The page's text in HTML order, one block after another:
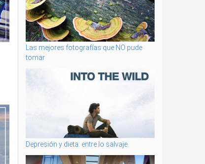
Las mejores fotografías que NO pude
tomar
Depresión y dieta: entre lo salvaje